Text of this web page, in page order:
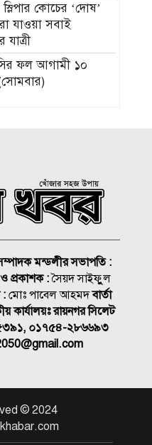
স্লিপার কোচের ‘দোষ’
যাওয়া সবাই
যাত্রী
ফল আগামী ১০
থেকে দুই শতাধিক
উদ্ধার, বেশিরভাগই
কনটেন্ট ক্রিয়েটর
গ্রেপ্তার
মধ্যে যেসব জেলায় ৬০
দুই বাসের
নিহত ৯ : সিউক
মন্ডলীর সভাপতি :
প্রকাশক :সৈয়দ সাইফুুল
:মোঃ পাবেল আহমদবার্তা
কার্যালয়ঃ রায়নগর সিলেট
০১৭৫৪-২৮৬৬৯৩
© 2024